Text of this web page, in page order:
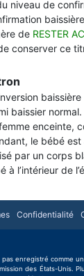
niveau de
de RESTER
conserver ce
baissier
enceinte,
le bébé
par un corps
à l’intérieur de
Confidentialité
pas enregistré comme
des États-Unis.